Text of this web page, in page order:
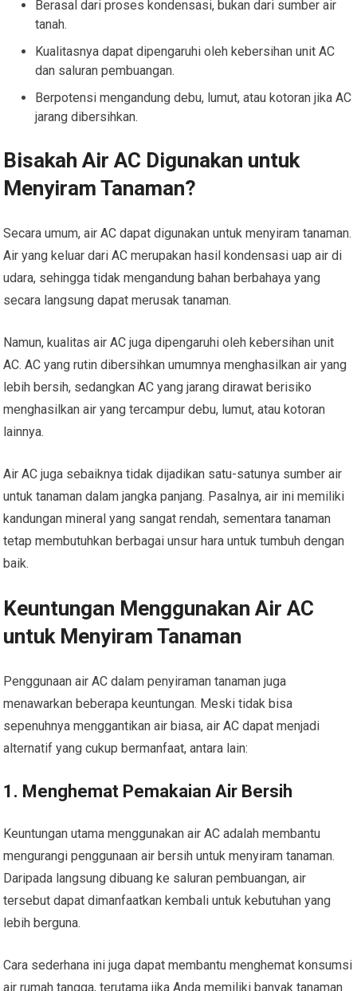
Berasal dari proses kondensasi, bukan dari sumber air
tanah.
Kualitasnya dapat dipengaruhi oleh kebersihan unit AC
dan saluran pembuangan.
Berpotensi mengandung debu, lumut, atau kotoran jika AC
jarang dibersihkan.
Bisakah Air AC Digunakan untuk
Menyiram Tanaman?
Secara umum, air AC dapat digunakan untuk menyiram tanaman.
Air yang keluar dari AC merupakan hasil kondensasi uap air di
udara, sehingga tidak mengandung bahan berbahaya yang
secara langsung dapat merusak tanaman.
Namun, kualitas air AC juga dipengaruhi oleh kebersihan unit
AC. AC yang rutin dibersihkan umumnya menghasilkan air yang
lebih bersih, sedangkan AC yang jarang dirawat berisiko
menghasilkan air yang tercampur debu, lumut, atau kotoran
lainnya.
Air AC juga sebaiknya tidak dijadikan satu-satunya sumber air
untuk tanaman dalam jangka panjang. Pasalnya, air ini memiliki
kandungan mineral yang sangat rendah, sementara tanaman
tetap membutuhkan berbagai unsur hara untuk tumbuh dengan
baik.
Keuntungan Menggunakan Air AC
untuk Menyiram Tanaman
Penggunaan air AC dalam penyiraman tanaman juga
menawarkan beberapa keuntungan. Meski tidak bisa
sepenuhnya menggantikan air biasa, air AC dapat menjadi
alternatif yang cukup bermanfaat, antara lain:
1. Menghemat Pemakaian Air Bersih
Keuntungan utama menggunakan air AC adalah membantu
mengurangi penggunaan air bersih untuk menyiram tanaman.
Daripada langsung dibuang ke saluran pembuangan, air
tersebut dapat dimanfaatkan kembali untuk kebutuhan yang
lebih berguna.
Cara sederhana ini juga dapat membantu menghemat konsumsi
air rumah tangga, terutama jika Anda memiliki banyak tanaman